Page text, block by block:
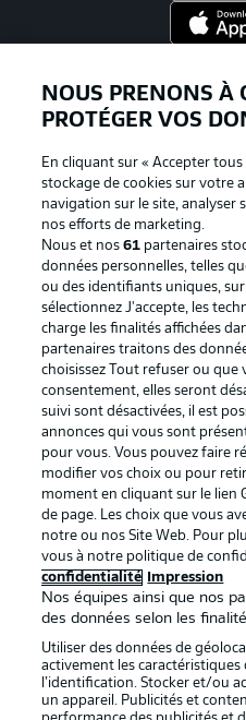
La publicité
Mentions Légales
Déclaration de
confidentialité
Travaux
Impression
NOUS PRENONS À
PROTÉGER VOS
En cliquant sur « Accepter
stockage de cookies sur votre
navigation sur le site, analyser
nos efforts de marketing.
Nous et nos61 partenaires
données personnelles, telles
ou des identifiants uniques,
sélectionnez J'accepte, les
charge les finalités affichées
partenaires traitons des
choisissez Tout refuser ou que
consentement, elles seront
suivi sont désactivées, il est
annonces qui vous sont
pour vous. Vous pouvez faire
modifier vos choix ou pour
moment en cliquant sur le lien
de page. Les choix que vous
notre ou nos Site Web. Pour
vous à notre politique de
confidentialité
Impression
Nos équipes ainsi que nos
des données selon les
Utiliser des données de
activement les caractéristiques
l’identification. Stocker et/ou
un appareil. Publicités et